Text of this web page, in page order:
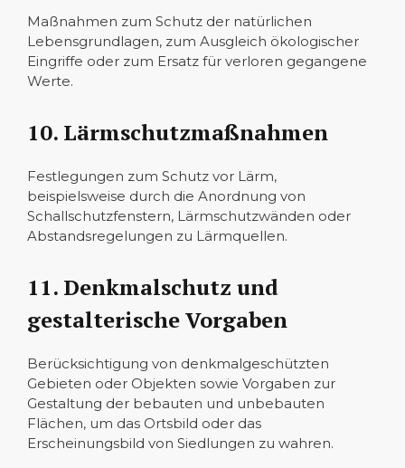
Maßnahmen zum Schutz der natürlichen
Lebensgrundlagen, zum Ausgleich ökologischer
Eingriffe oder zum Ersatz für verloren gegangene
Werte.
10. Lärmschutzmaßnahmen
Festlegungen zum Schutz vor Lärm,
beispielsweise durch die Anordnung von
Schallschutzfenstern, Lärmschutzwänden oder
Abstandsregelungen zu Lärmquellen.
11. Denkmalschutz und
gestalterische Vorgaben
Berücksichtigung von denkmalgeschützten
Gebieten oder Objekten sowie Vorgaben zur
Gestaltung der bebauten und unbebauten
Flächen, um das Ortsbild oder das
Erscheinungsbild von Siedlungen zu wahren.